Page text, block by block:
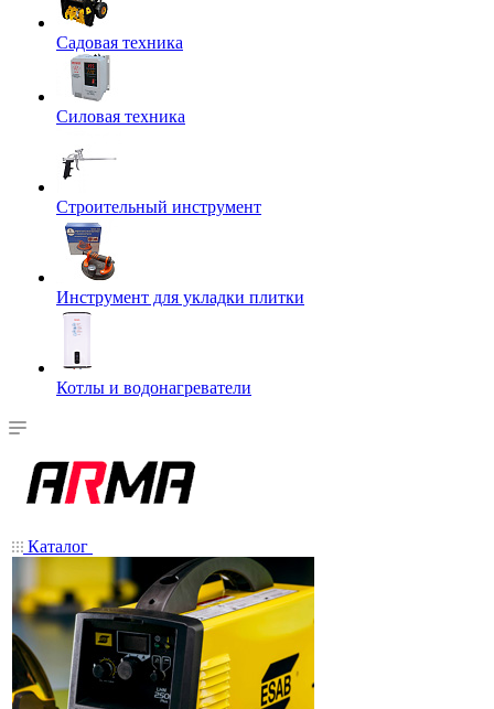
Садовая техника
Силовая техника
Строительный инструмент
Инструмент для укладки плитки
Котлы и водонагреватели
Каталог